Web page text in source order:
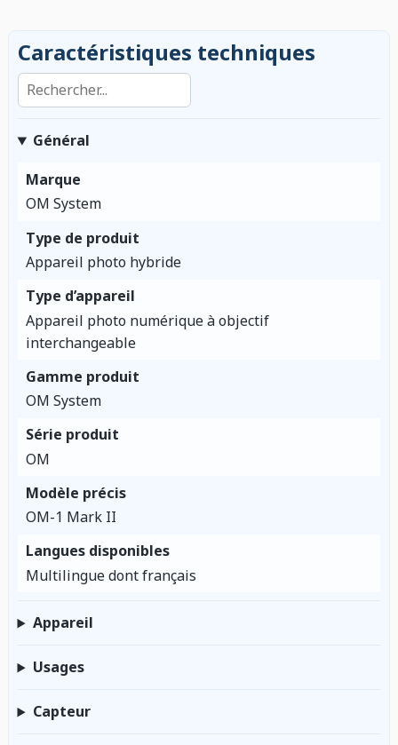
Caractéristiques techniques
Rechercher dans les caractéristiques
Général
Marque
OM System
Type de produit
Appareil photo hybride
Type d’appareil
Appareil photo numérique à objectif
interchangeable
Gamme produit
OM System
Série produit
OM
Modèle précis
OM-1 Mark II
Langues disponibles
Multilingue dont français
Appareil
Usages
Capteur